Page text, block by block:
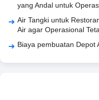
yang Andal untuk
Air Tangki untuk
Air agar Operasional
Biaya pembuatan Depot